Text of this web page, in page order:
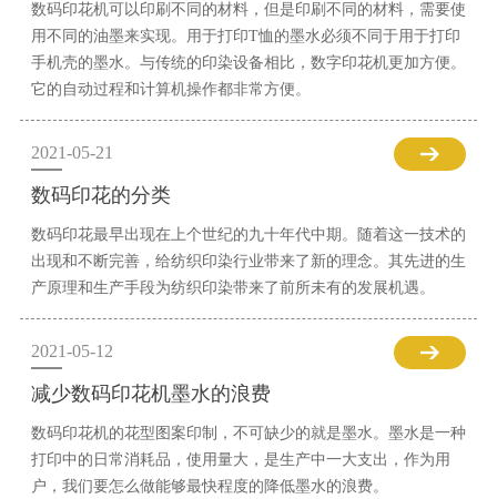
数码印花机可以印刷不同的材料，但是印刷不同的材料，需要使
用不同的油墨来实现。用于打印T恤的墨水必须不同于用于打印
手机壳的墨水。与传统的印染设备相比，数字印花机更加方便。
它的自动过程和计算机操作都非常方便。
2021-05-21
数码印花的分类
数码印花最早出现在上个世纪的九十年代中期。随着这一技术的
出现和不断完善，给纺织印染行业带来了新的理念。其先进的生
产原理和生产手段为纺织印染带来了前所未有的发展机遇。
2021-05-12
减少数码印花机墨水的浪费
数码印花机的花型图案印制，不可缺少的就是墨水。墨水是一种
打印中的日常消耗品，使用量大，是生产中一大支出，作为用
户，我们要怎么做能够最快程度的降低墨水的浪费。